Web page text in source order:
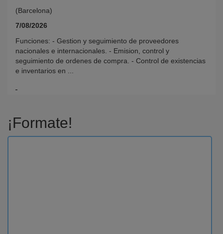
(Barcelona)
7/08/2026
Funciones: - Gestion y seguimiento de proveedores
nacionales e internacionales. - Emision, control y
seguimiento de ordenes de compra. - Control de existencias
e inventarios en ...
¡Formate!